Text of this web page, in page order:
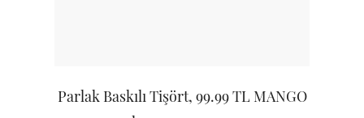
Parlak Baskılı Tişört, 99.99 TL MANGO